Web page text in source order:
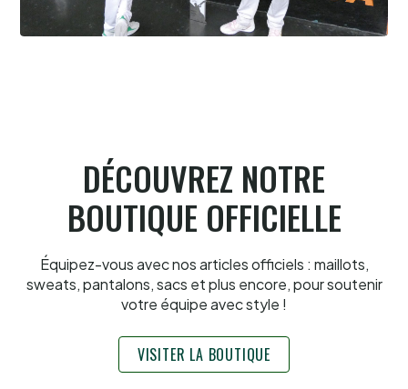
DÉCOUVREZ NOTRE
BOUTIQUE OFFICIELLE
Équipez-vous avec nos articles officiels : maillots,
sweats, pantalons, sacs et plus encore, pour soutenir
votre équipe avec style !
VISITER LA BOUTIQUE